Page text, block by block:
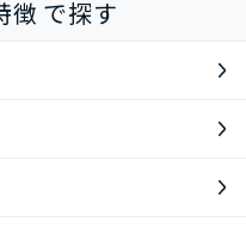
で探す